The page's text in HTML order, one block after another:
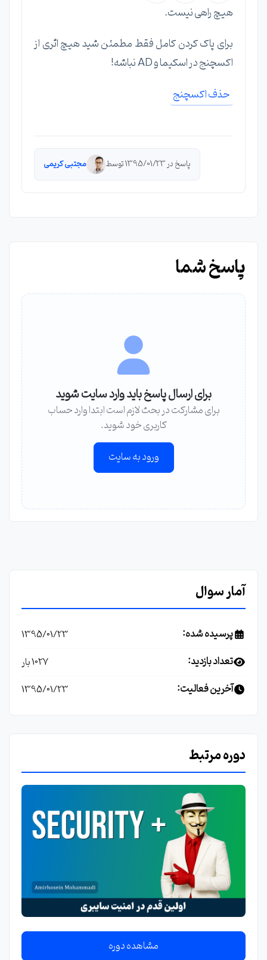
هیچ راهی نیست.
برای پاک کردن کامل فقط مطمئن شید هیچ اثری از
اکسچنج در اسکیما و AD نباشه!
حذف اکسچنج
پاسخ در 1395/01/23 توسط مجتبی کریمی
پاسخ شما
برای ارسال پاسخ باید وارد سایت شوید
برای مشارکت در بحث لازم است ابتدا وارد حساب
کاربری خود شوید.
ورود به سایت
آمار سوال
پرسیده شده: 1395/01/23
تعداد بازدید: 1027 بار
آخرین فعالیت: 1395/01/23
دوره مرتبط
مشاهده دوره